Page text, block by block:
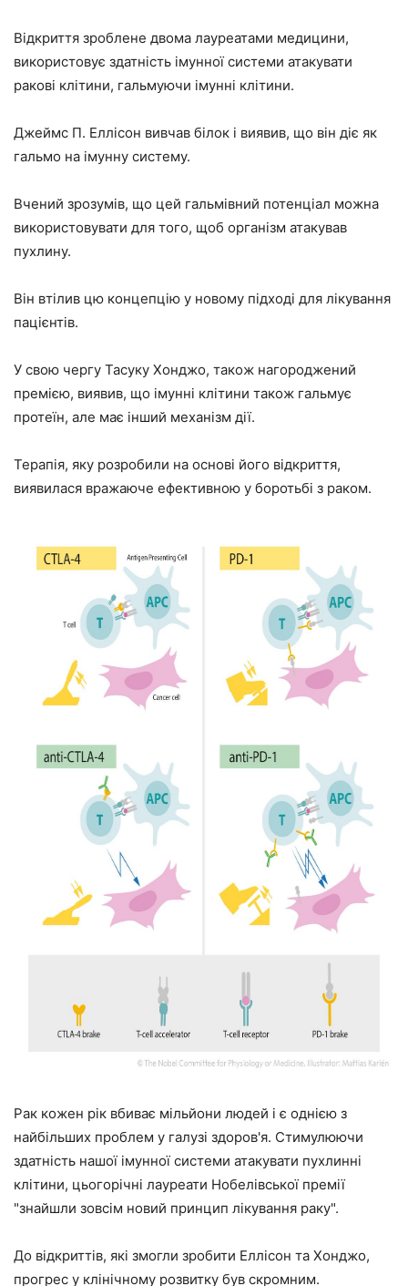
Відкриття зроблене двома лауреатами медицини,
використовує здатність імунної системи атакувати
ракові клітини, гальмуючи імунні клітини.
Джеймс П. Еллісон вивчав білок і виявив, що він діє як
гальмо на імунну систему.
Вчений зрозумів, що цей гальмівний потенціал можна
використовувати для того, щоб організм атакував
пухлину.
Він втілив цю концепцію у новому підході для лікування
пацієнтів.
У свою чергу Тасуку Хонджо, також нагороджений
премією, виявив, що імунні клітини також гальмує
протеїн, але має інший механізм дії.
Терапія, яку розробили на основі його відкриття,
виявилася вражаюче ефективною у боротьбі з раком.
Рак кожен рік вбиває мільйони людей і є однією з
найбільших проблем у галузі здоров'я. Стимулюючи
здатність нашої імунної системи атакувати пухлинні
клітини, цьогорічні лауреати Нобелівської премії
"знайшли зовсім новий принцип лікування раку".
До відкриттів, які змогли зробити Еллісон та Хонджо,
прогрес у клінічному розвитку був скромним.